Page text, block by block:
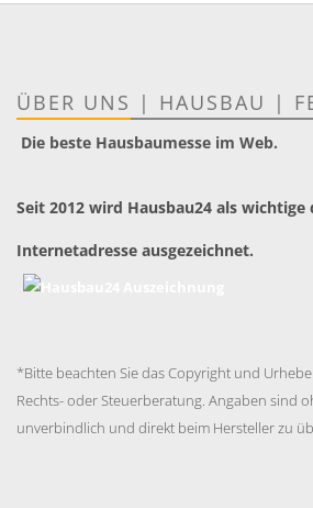
ÜBER UNS | HAUSBAU |
Die beste Hausbaumesse im Web.
Seit 2012 wird Hausbau24 als wichtige
Internetadresse ausgezeichnet.
*Bitte beachten Sie das Copyright und
Rechts- oder Steuerberatung. Angaben sind
unverbindlich und direkt beim Hersteller zu